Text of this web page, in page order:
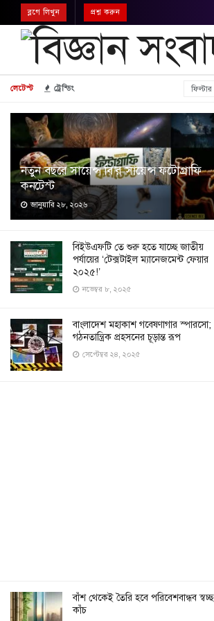
লেটেস্ট ট্রেন্ডিং ফিল্টার
নতুন বছরে সায়েন্স বি’র সায়েন্স ফটোগ্রাফি
কনটেস্ট
জানুয়ারি ২৮, ২০২৬
বিইউএফটি তে শুরু হতে যাচ্ছে জাতীয়
পর্যায়ের ‘টেক্সটাইল ম্যানেজমেন্ট ফেয়ার
২০২৫!’
নভেম্বর ৮, ২০২৫
বাংলাদেশ মহাকাশ গবেষণাগার স্পারসো;
গঠনতান্ত্রিক প্রহসনের চূড়ান্ত রূপ
সেপ্টেম্বর ২৪, ২০২৫
বাঁশ থেকেই তৈরি হবে পরিবেশবান্ধব স্বচ্ছ
কাঁচ
ব্লগে লিখুন প্রশ্ন করুন